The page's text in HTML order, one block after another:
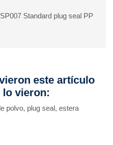
Standard plug seal PP
este artículo
lo vieron:
polvo, plug seal, estera